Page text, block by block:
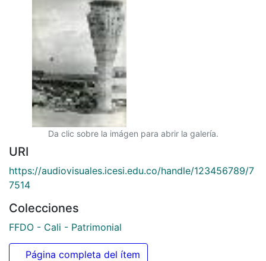
Da clic sobre la imágen para abrir la galería.
URI
https://audiovisuales.icesi.edu.co/handle/123456789/7
7514
Colecciones
FFDO - Cali - Patrimonial
Página completa del ítem